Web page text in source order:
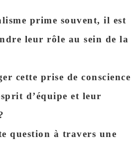
prime souvent, il est
leur rôle au sein de la
cette prise de conscience
d’équipe et leur
question à travers une